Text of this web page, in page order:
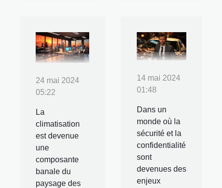
24 mai 2024
05:22
La
climatisation
est devenue
une
composante
banale du
paysage des
14 mai 2024
01:48
Dans un
monde où la
sécurité et la
confidentialité
sont
devenues des
enjeux